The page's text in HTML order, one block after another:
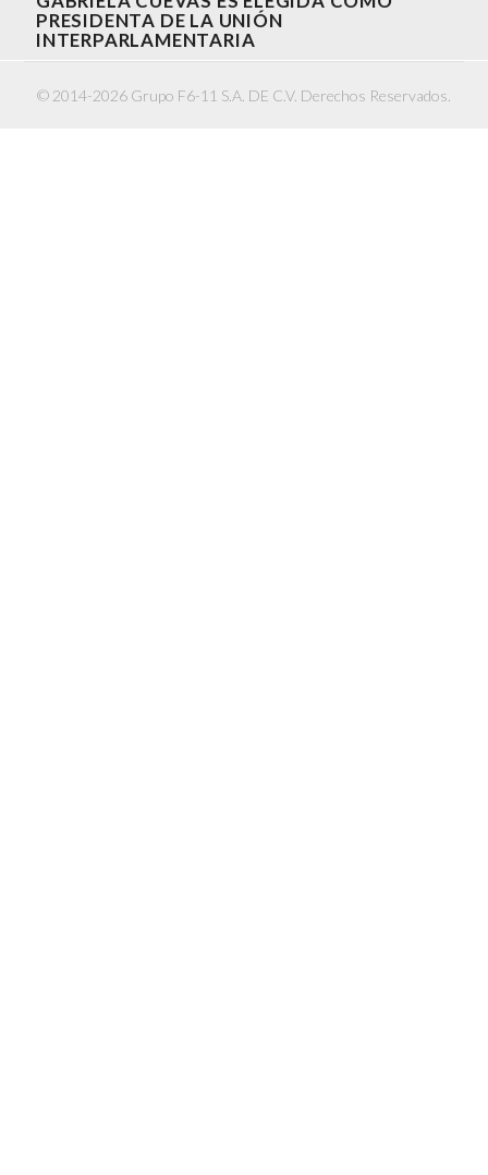
PRESIDENTA DE LA UNIÓN
INTERPARLAMENTARIA
© 2014-2026 Grupo F6-11 S.A. DE C.V. Derechos Reservados.